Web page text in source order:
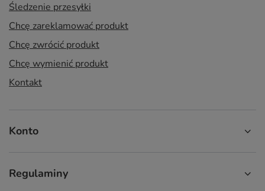
Śledzenie przesyłki
Chcę zareklamować produkt
Chcę zwrócić produkt
Chcę wymienić produkt
Kontakt
Konto
Regulaminy